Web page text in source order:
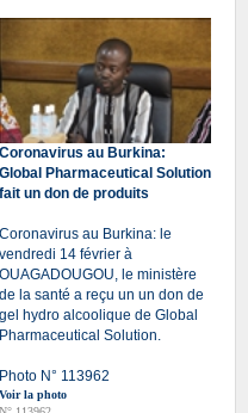
Coronavirus au Burkina:
Global Pharmaceutical Solution
fait un don de produits
Coronavirus au Burkina: le
vendredi 14 février à
OUAGADOUGOU, le ministère
de la santé a reçu un un don de
gel hydro alcoolique de Global
Pharmaceutical Solution.
Photo N° 113962
Voir la photo